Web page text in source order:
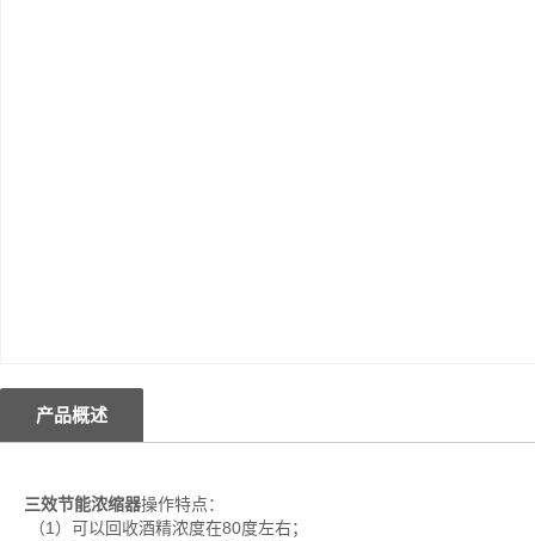
产品概述
三效节能浓缩器操作特点：
（1）可以回收酒精浓度在80度左右；